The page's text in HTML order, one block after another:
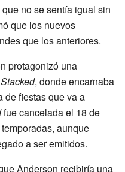
no se sentía igual sin
que los nuevos
que los anteriores.
protagonizó una
Stacked, donde encarnaba
de fiestas que va a
fue cancelada el 18 de
aunque
a ser emitidos.
Anderson recibiría una